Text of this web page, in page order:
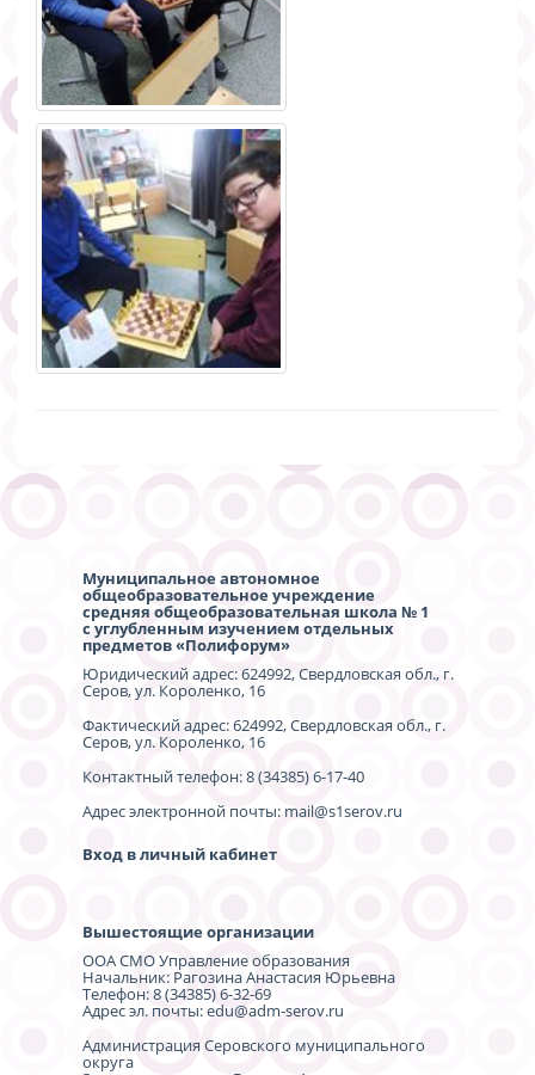
Муниципальное автономное
общеобразовательное учреждение
средняя общеобразовательная школа № 1
с углубленным изучением отдельных
предметов «Полифорум»
Юридический адрес: 624992, Свердловская обл., г.
Серов, ул. Короленко, 16
Фактический адрес: 624992, Свердловская обл., г.
Серов, ул. Короленко, 16
Контактный телефон: 8 (34385) 6-17-40
Адрес электронной почты: mail@s1serov.ru
Вход в личный кабинет
Вышестоящие организации
ООА СМО Управление образования
Начальник: Рагозина Анастасия Юрьевна
Телефон: 8 (34385) 6-32-69
Адрес эл. почты: edu@adm-serov.ru
Администрация Серовского муниципального
округа